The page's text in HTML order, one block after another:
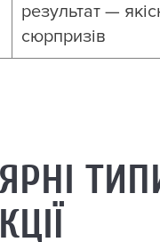
результат —
сюрпризів